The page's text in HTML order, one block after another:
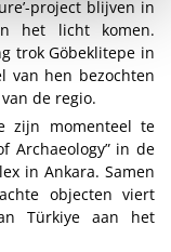
project blijven in
het licht komen.
trok Göbeklitepe in
van hen bezochten
de regio.
zijn momenteel te
Archaeology” in de
in Ankara. Samen
objecten viert
Türkiye aan het